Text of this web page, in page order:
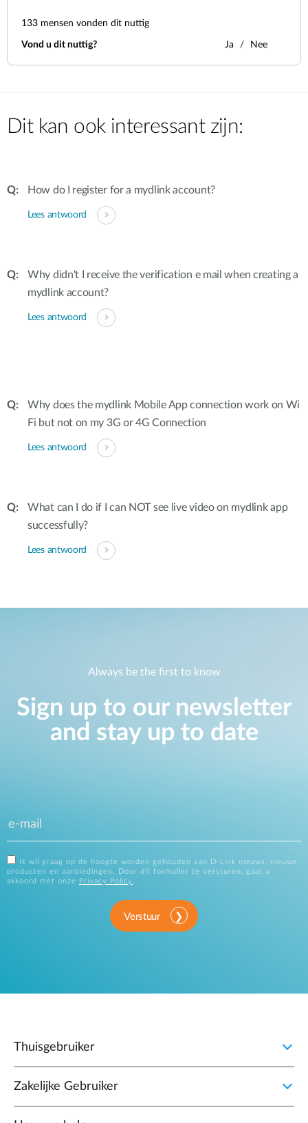
133 mensen vonden dit nuttig
Vond u dit nuttig? Ja Nee
Dit kan ook interessant zijn:
How do I register for a mydlink account?
Lees antwoord
Why didn't I receive the verification e mail when creating a
mydlink account?
Lees antwoord
Why does the mydlink Mobile App connection work on Wi
Fi but not on my 3G or 4G Connection
Lees antwoord
What can I do if I can NOT see live video on mydlink app
successfully?
Lees antwoord
Always be the first to know
Sign up to our newsletter
and stay up to date
Ik wil graag op de hoogte worden gehouden van D-Link nieuws, nieuwe
producten en aanbiedingen. Door dit formulier te versturen, gaat u
akkoord met onze
Privacy Policy .
Verstuur
Thuisgebruiker
Zakelijke Gebruiker